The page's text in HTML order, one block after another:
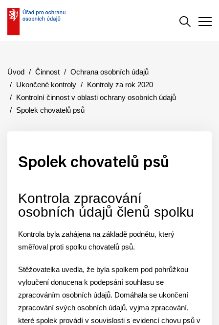
Úvod Činnost
Ochrana osobních údajů
Ukončené kontroly
Kontroly za rok 2020
Kontrolní činnost v oblasti ochrany osobních údajů
Spolek chovatelů psů
Spolek chovatelů psů
Kontrola zpracování
osobních údajů členů spolku
Kontrola byla zahájena na základě podnětu, který
směřoval proti spolku chovatelů psů.
Stěžovatelka uvedla, že byla spolkem pod pohrůžkou
vyloučení donucena k podepsání souhlasu se
zpracováním osobních údajů. Domáhala se ukončení
zpracování svých osobních údajů, vyjma zpracování,
které spolek provádí v souvislosti s evidencí chovu psů v